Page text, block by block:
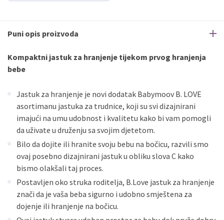
Puni opis proizvoda
Kompaktni jastuk za hranjenje tijekom prvog hranjenja
bebe
Jastuk za hranjenje je novi dodatak Babymoov B. LOVE
asortimanu jastuka za trudnice, koji su svi dizajnirani
imajući na umu udobnost i kvalitetu kako bi vam pomogli
da uživate u druženju sa svojim djetetom.
Bilo da dojite ili hranite svoju bebu na bočicu, razvili smo
ovaj posebno dizajnirani jastuk u obliku slova C kako
bismo olakšali taj proces.
Postavljen oko struka roditelja, B.Love jastuk za hranjenje
znači da je vaša beba sigurno i udobno smještena za
dojenje ili hranjenje na bočicu.